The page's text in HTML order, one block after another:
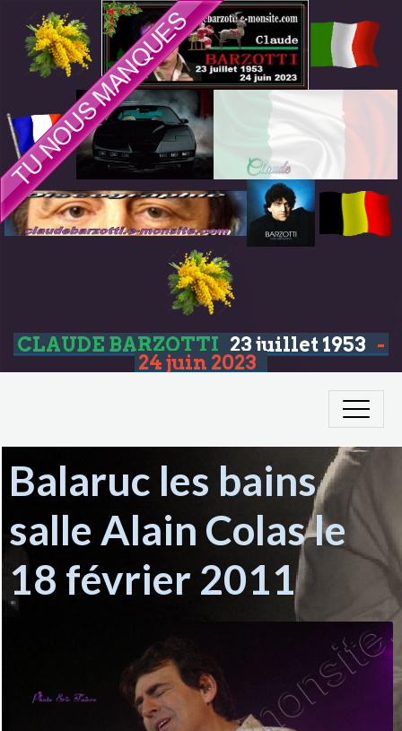
CLAUDE BARZOTTI 23 juillet 1953 -
24 juin 2023
Balaruc les bains
salle Alain Colas le
18 février 2011